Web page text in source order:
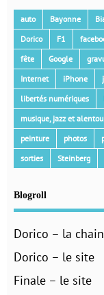
auto Bayonne
Dorico
F1
fête
Google
Internet
iPhone
libertés numériques
musique, jazz et
peinture
photos
sorties
Steinberg
Blogroll
Dorico – la
Dorico – le site
Finale – le site